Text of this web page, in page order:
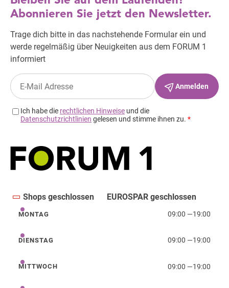
Shops geschlossen EUROSPAR geschlossen
Montag
MONTAG 09:00 —19:00
Dienstag
DIENSTAG 09:00 —19:00
Mittwoch
MITTWOCH 09:00 —19:00